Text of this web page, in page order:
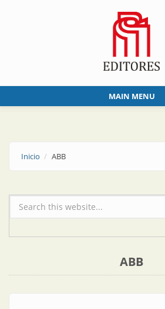
MAIN MENU
Inicio ABB
Formulario de búsqueda
ABB